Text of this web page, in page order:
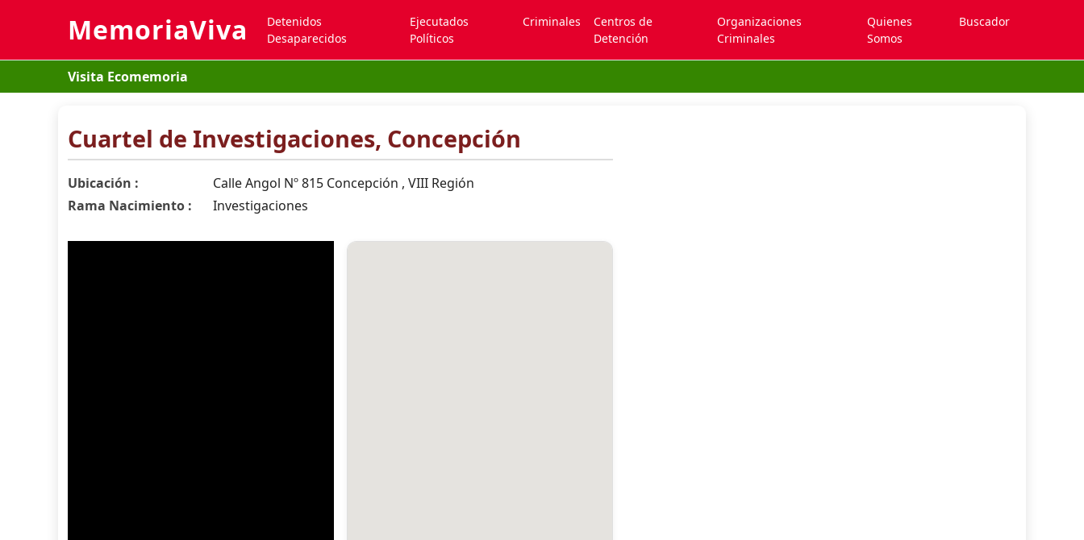
MemoriaViva
Detenidos
Desaparecidos
Ejecutados
Políticos
Criminales
Centros de
Detención
Organizaciones
Criminales
Quienes
Somos
Buscador
Visita Ecomemoria
Cuartel de Investigaciones, Concepción
Ubicación :
Calle Angol Nº 815 Concepción , VIII Región
Rama Nacimiento :
Investigaciones